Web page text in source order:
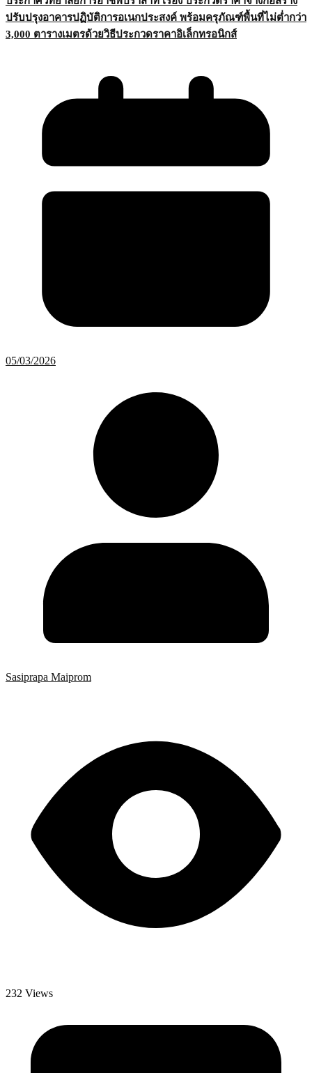
ปรับปรุงอาคารปฏิบัติการอเนกประสงค์ พร้อมครุภัณฑ์พื้นที่ไม่ต่ำกว่า
3,000 ตารางเมตรด้วยวิธีประกวดราคาอิเล็กทรอนิกส์
05/03/2026
Sasiprapa Maiprom
232 Views